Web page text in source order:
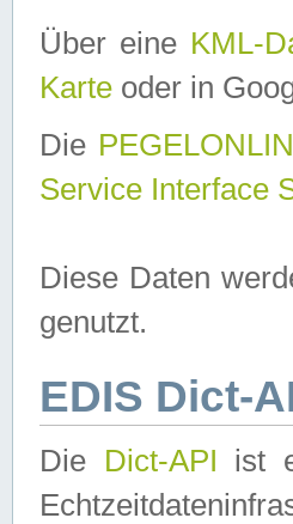
Über eine KML-
Karte oder in
Die
Service Interface
Diese Daten
genutzt.
EDIS Dict-
Die Dict-API ist